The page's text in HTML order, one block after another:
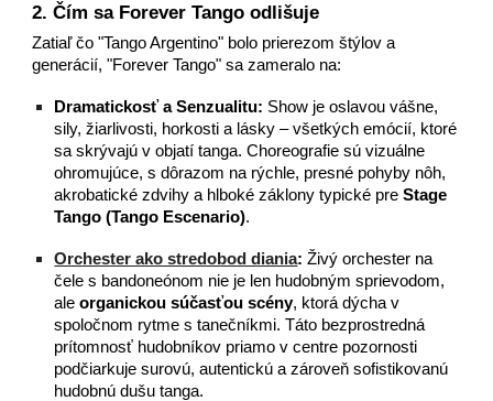
2. Čím sa Forever Tango odlišuje
Zatiaľ čo "Tango Argentino" bolo prierezom štýlov a
generácií, "Forever Tango" sa zameralo na:
Dramatickosť a Senzualitu: Show je oslavou vášne,
sily, žiarlivosti, horkosti a lásky – všetkých emócií, ktoré
sa skrývajú v objatí tanga. Choreografie sú vizuálne
ohromujúce, s dôrazom na rýchle, presné pohyby nôh,
akrobatické zdvihy a hlboké záklony typické preStage
Tango (Tango Escenario).
Orchester ako stredobod diania: Živý orchester na
čele s bandoneónom nie je len hudobným sprievodom,
aleorganickou súčasťou scény, ktorá dýcha v
spoločnom rytme s tanečníkmi. Táto bezprostredná
prítomnosť hudobníkov priamo v centre pozornosti
podčiarkuje surovú, autentickú a zároveň sofistikovanú
hudobnú dušu tanga.